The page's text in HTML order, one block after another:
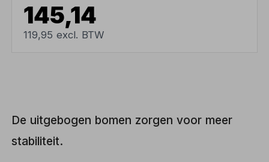
145,14
119,95 excl. BTW
De uitgebogen bomen zorgen voor meer
stabiliteit.